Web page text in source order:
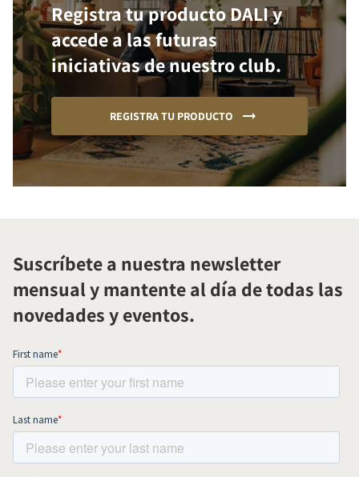
Registra tu producto DALI y
accede a las futuras
iniciativas de nuestro club.
REGISTRA TU PRODUCTO
Suscríbete a nuestra newsletter
mensual y mantente al día de todas las
novedades y eventos.